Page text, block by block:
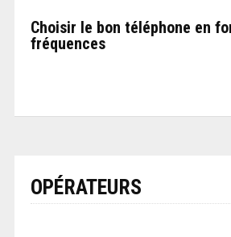
Choisir le bon téléphone en
fréquences
OPÉRATEURS